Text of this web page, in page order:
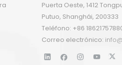
Puerta Oeste, 1412
Putuo, Shanghái, 200333
Teléfono: +86
Correo electrónico: